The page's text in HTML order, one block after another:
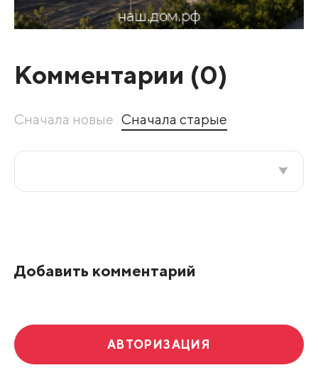
Комментарии (0)
Сначала новые Сначала старые
Добавить комментарий
АВТОРИЗАЦИЯ